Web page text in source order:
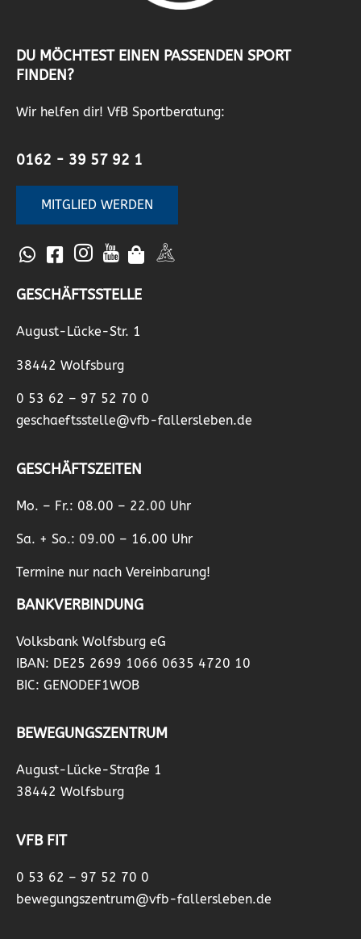
DU MÖCHTEST EINEN PASSENDEN SPORT
FINDEN?
Wir helfen dir! VfB Sportberatung:
0162 - 39 57 92 1
MITGLIED WERDEN
GESCHÄFTSSTELLE
August-Lücke-Str. 1
38442 Wolfsburg
0 53 62 – 97 52 70 0
geschaeftsstelle@vfb-fallersleben.de
GESCHÄFTSZEITEN
Mo. – Fr.: 08.00 – 22.00 Uhr
Sa. + So.: 09.00 – 16.00 Uhr
Termine nur nach Vereinbarung!
BANKVERBINDUNG
Volksbank Wolfsburg eG
IBAN: DE25 2699 1066 0635 4720 10
BIC: GENODEF1WOB
BEWEGUNGSZENTRUM
August-Lücke-Straße 1
38442 Wolfsburg
VFB FIT
0 53 62 – 97 52 70 0
bewegungszentrum@vfb-fallersleben.de